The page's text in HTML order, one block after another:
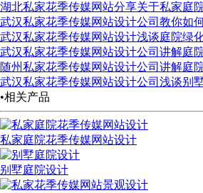
湖北私家花季传媒网站分享关于私家庭
武汉私家花季传媒网站设计公司教你如
武汉私家花季传媒网站设计浅谈庭院绿
武汉私家花季传媒网站设计公司讲解庭
随州私家花季传媒网站设计公司讲解庭
武汉私家花季传媒网站设计公司浅谈别
•相关产品
私家庭院花季传媒网站设计
别墅庭院设计